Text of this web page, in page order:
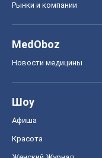
Рынки и компании
MedOboz
Новости медицины
Шоу
Афиша
Красота